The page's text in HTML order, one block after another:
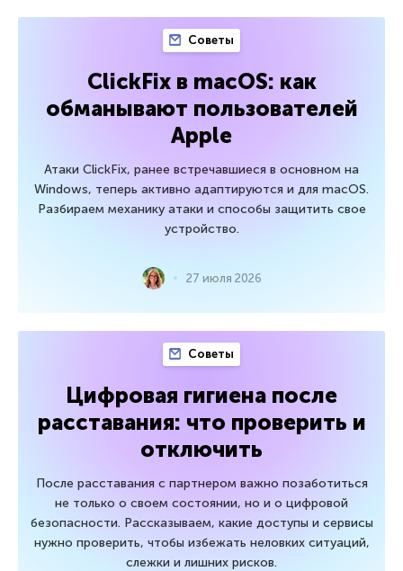
Советы
ClickFix в macOS: как
обманывают пользователей
Apple
Атаки ClickFix, ранее встречавшиеся в основном на
Windows, теперь активно адаптируются и для macOS.
Разбираем механику атаки и способы защитить свое
устройство.
27 июля 2026
Советы
Цифровая гигиена после
расставания: что проверить и
отключить
После расставания с партнером важно позаботиться
не только о своем состоянии, но и о цифровой
безопасности. Рассказываем, какие доступы и сервисы
нужно проверить, чтобы избежать неловких ситуаций,
слежки и лишних рисков.